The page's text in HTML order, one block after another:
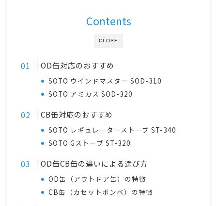
CLOSE
Contents
OD缶対応のおすすめ
SOTO ウインドマスター SOD-310
SOTO アミカス SOD-320
CB缶対応のおすすめ
SOTO レギュレーターストーブ ST-340
SOTO Gストーブ ST-320
OD缶CB缶の違いによる選び方
OD缶（アウトドア缶）の特徴
CB缶（カセットボンベ）の特徴